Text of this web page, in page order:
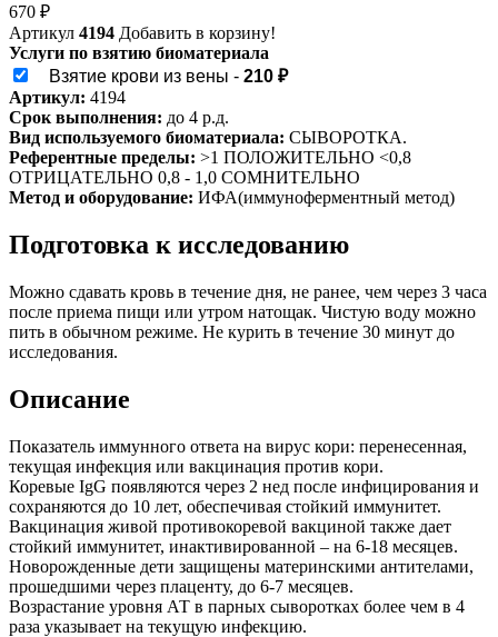
670 ₽
Артикул 4194 Добавить в корзину!
Услуги по взятию биоматериала
Взятие крови из вены - 210 ₽
Артикул: 4194
Срок выполнения: до 4 р.д.
Вид используемого биоматериала: СЫВОРОТКА.
Референтные пределы: >1 ПОЛОЖИТЕЛЬНО <0,8
ОТРИЦАТЕЛЬНО 0,8 - 1,0 СОМНИТЕЛЬНО
Метод и оборудование: ИФА(иммуноферментный метод)
Подготовка к исследованию
Можно сдавать кровь в течение дня, не ранее, чем через 3 часа
после приема пищи или утром натощак. Чистую воду можно
пить в обычном режиме. Не курить в течение 30 минут до
исследования.
Описание
Показатель иммунного ответа на вирус кори: перенесенная,
текущая инфекция или вакцинация против кори.
Коревые IgG появляются через 2 нед после инфицирования и
сохраняются до 10 лет, обеспечивая стойкий иммунитет.
Вакцинация живой противокоревой вакциной также дает
стойкий иммунитет, инактивированной – на 6-18 месяцев.
Новорожденные дети защищены материнскими антителами,
прошедшими через плаценту, до 6-7 месяцев.
Возрастание уровня АТ в парных сыворотках более чем в 4
раза указывает на текущую инфекцию.